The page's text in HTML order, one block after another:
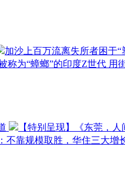
加沙上百万流离失所者困于
称为“蟑螂”的印度Z世代 用
【特别呈现】《东莞，
不靠规模取胜，华住三大增